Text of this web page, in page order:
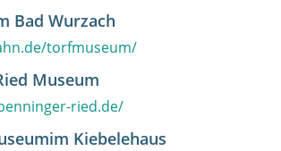
Bad Wurzach
torfmuseum/
Museum
ried.de/
Kiebelehaus